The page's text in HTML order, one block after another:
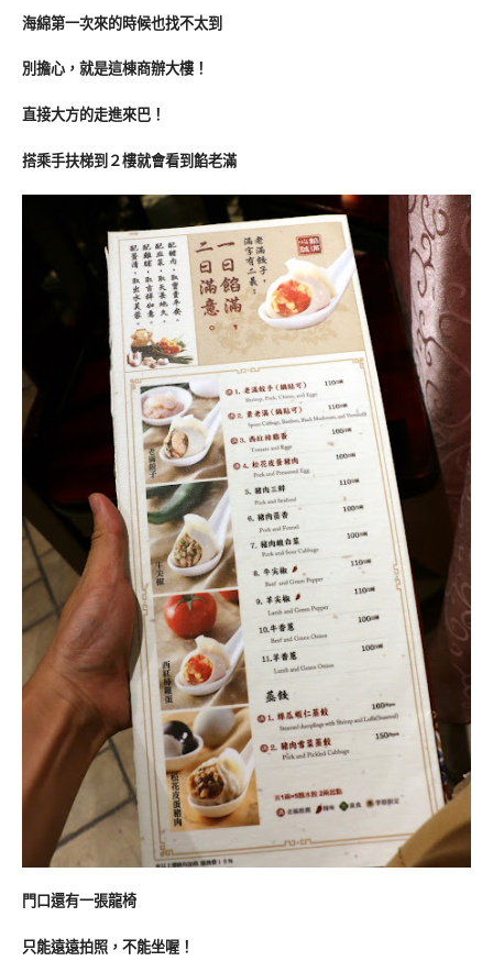
海綿第一次來的時候也找不太到
別擔心，就是這棟商辦大樓！
直接大方的走進來巴！
搭乘手扶梯到２樓就會看到餡老滿
門口還有一張龍椅
只能遠遠拍照，不能坐喔！